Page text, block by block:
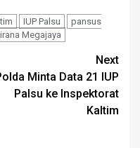
IUP Palsu
pansus
Megajaya
Next
Minta Data 21 IUP
Palsu ke Inspektorat
Kaltim